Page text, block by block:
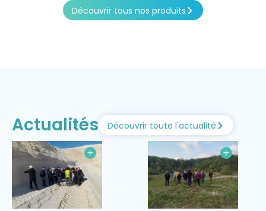
Découvrir tous nos produits
Actualités Découvrir toute l'actualité